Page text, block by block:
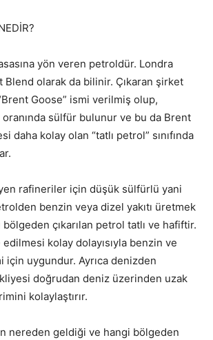
yön veren petroldür. Londra
Blend olarak da bilinir. Çıkaran şirket
Goose” ismi verilmiş olup,
sülfür bulunur ve bu da Brent
daha kolay olan “tatlı petrol” sınıfında
rafineriler için düşük sülfürlü yani
benzin veya dizel yakıtı üretmek
bölgeden çıkarılan petrol tatlı ve hafiftir.
kolay dolayısıyla benzin ve
için uygundur. Ayrıca denizden
doğrudan deniz üzerinden uzak
kolaylaştırır.
nereden geldiği ve hangi bölgeden